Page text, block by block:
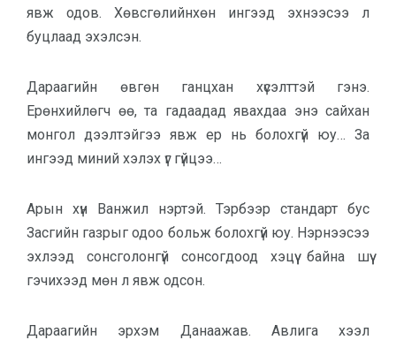
явж одов. Хөвсгө­лийн­хөн ингээд эхнээсээ л
буцлаад эхэлсэн.
Дараагийн өвгөн ганцхан хүсэлт­тэй гэнэ.
Ерөнхийлөгч өө, та гадаадад явахдаа энэ сайхан
монгол дээл­тэйгээ явж ер нь болохгүй юу… За
ингээд миний хэлэх үг гүйцээ…
Арын хүн Ванжил нэртэй. Тэрбээр стан­дарт бус
Засгийн газрыг одоо больж болохгүй юу. Нэрнээсээ
эх­лээд сонсголонгүй сонсогдоод хэцүү байна шүү
гэчихээд мөн л явж одсон.
Дараагийн эрхэм Данаажав. Авлига хээл